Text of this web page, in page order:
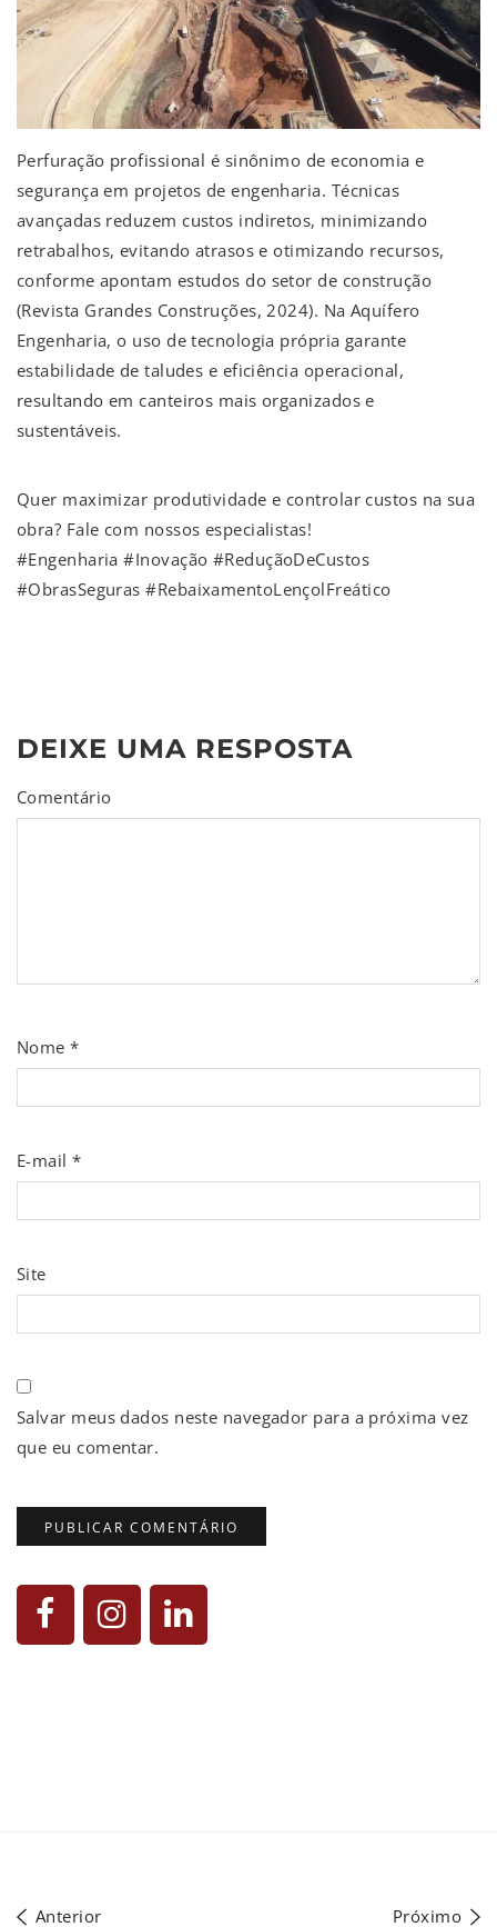
Perfuração profissional é sinônimo de economia e
segurança em projetos de engenharia. Técnicas
avançadas reduzem custos indiretos, minimizando
retrabalhos, evitando atrasos e otimizando recursos,
conforme apontam estudos do setor de construção
(Revista Grandes Construções, 2024). Na Aquífero
Engenharia, o uso de tecnologia própria garante
estabilidade de taludes e eficiência operacional,
resultando em canteiros mais organizados e
sustentáveis.
Quer maximizar produtividade e controlar custos na sua
obra? Fale com nossos especialistas!
#Engenharia #Inovação #ReduçãoDeCustos
#ObrasSeguras #RebaixamentoLençolFreático
DEIXE UMA RESPOSTA
Comentário
Nome*
E-mail*
Site
Salvar meus dados neste navegador para a próxima vez
que eu comentar.
Anterior Próximo